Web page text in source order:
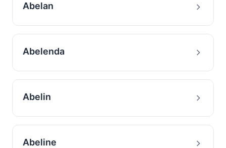
Abelan
Abelenda
Abelin
Abeline